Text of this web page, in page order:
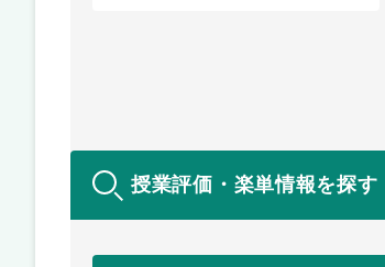
授業評価・楽単情報を探す